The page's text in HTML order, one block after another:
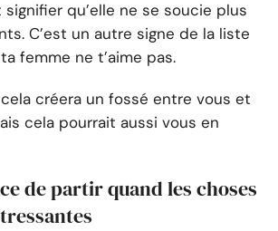
qu’elle ne se soucie plus
C’est un autre signe de la liste
femme ne t’aime pas.
créera un fossé entre vous et
cela pourrait aussi vous en
de partir quand les choses